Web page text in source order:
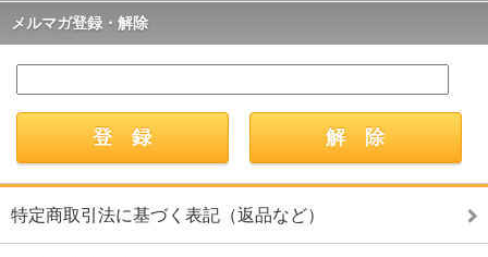
メルマガ登録・解除
特定商取引法に基づく表記（返品など）